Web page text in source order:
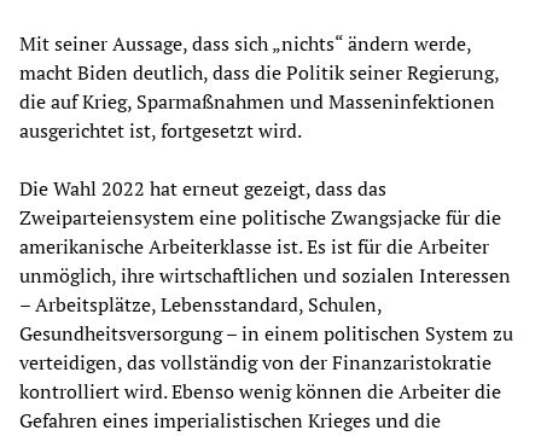
Mit seiner Aussage, dass sich „nichts“ ändern werde,
macht Biden deutlich, dass die Politik seiner Regierung,
die auf Krieg, Sparmaßnahmen und Masseninfektionen
ausgerichtet ist, fortgesetzt wird.
Die Wahl 2022 hat erneut gezeigt, dass das
Zweiparteiensystem eine politische Zwangsjacke für die
amerikanische Arbeiterklasse ist. Es ist für die Arbeiter
unmöglich, ihre wirtschaftlichen und sozialen Interessen
– Arbeitsplätze, Lebensstandard, Schulen,
Gesundheitsversorgung – in einem politischen System zu
verteidigen, das vollständig von der Finanzaristokratie
kontrolliert wird. Ebenso wenig können die Arbeiter die
Gefahren eines imperialistischen Krieges und die